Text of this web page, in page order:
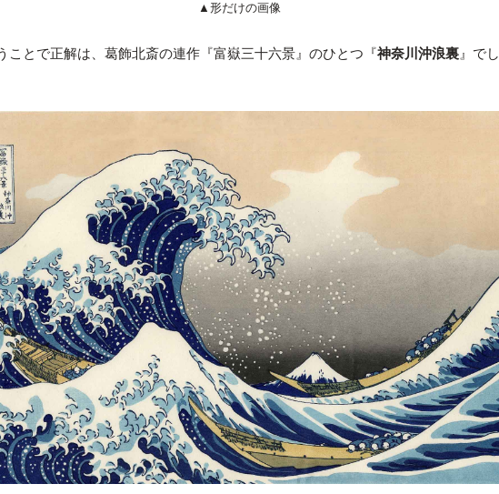
▲形だけの画像
ことで正解は、葛飾北斎の連作『富嶽三十六景』のひとつ『神奈川沖浪裏 』でし